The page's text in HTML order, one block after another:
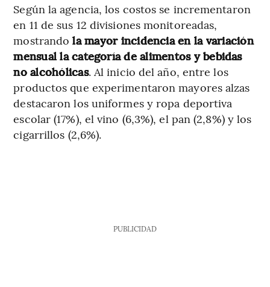
Según la agencia, los costos se incrementaron
en 11 de sus 12 divisiones monitoreadas,
mostrandola mayor incidencia en la variación
mensual la categoría de alimentos y bebidas
no alcohólicas. Al inicio del año, entre los
productos que experimentaron mayores alzas
destacaron los uniformes y ropa deportiva
escolar (17%), el vino (6,3%), el pan (2,8%) y los
cigarrillos (2,6%).
PUBLICIDAD